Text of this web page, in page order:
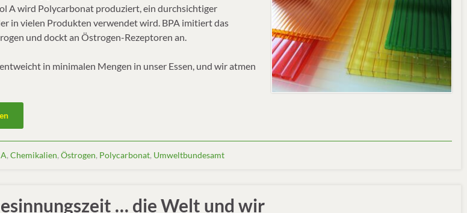
A wird Polycarbonat produziert, ein durchsichtiger
in vielen Produkten verwendet wird. BPA imitiert das
und dockt an Östrogen-Rezeptoren an.
in minimalen Mengen in unser Essen, und wir atmen
, Chemikalien, Östrogen, Polycarbonat, Umweltbundesamt
… die Welt und wir